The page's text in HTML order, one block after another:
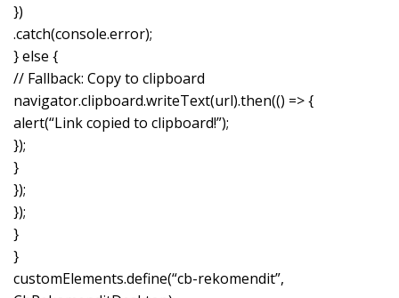
})
.catch(console.error);
} else {
// Fallback: Copy to clipboard
navigator.clipboard.writeText(url).then(() => {
alert(“Link copied to clipboard!”);
});
}
});
});
}
}
customElements.define(“cb-rekomendit”,